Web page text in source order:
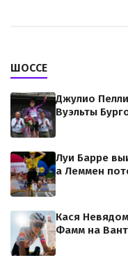
ШОССЕ
Джулио
Вуэльты
Луи Барре
а Леммен
Кася
Фамм на